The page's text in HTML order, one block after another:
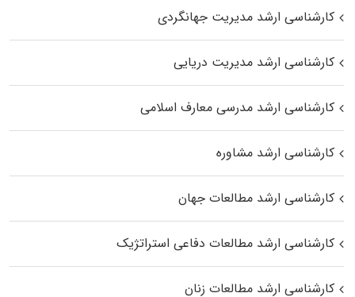
کارشناسی ارشد مدیریت جهانگردی
کارشناسی ارشد مدیریت دریایی
کارشناسی ارشد مدرسی معارف اسلامی
کارشناسی ارشد مشاوره
کارشناسی ارشد مطالعات جهان
کارشناسی ارشد مطالعات دفاعی استراتژیک
کارشناسی ارشد مطالعات زنان